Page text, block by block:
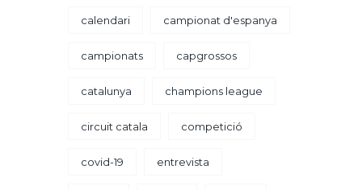
calendari campionat d'espanya
campionats capgrossos
catalunya champions league
circuit catala competició
covid-19 entrevista